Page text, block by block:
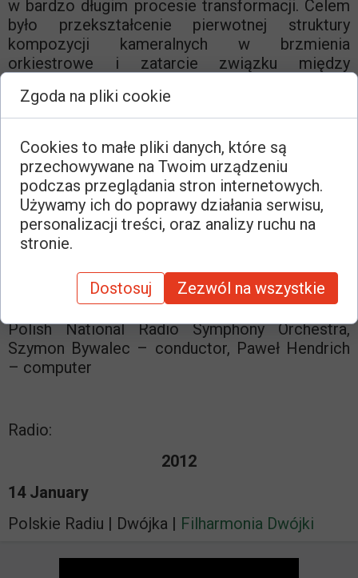
w bardzo długim procesie transformacji. Celem
było przekształcenie pierwotnej struktury
kompozycji kameralnych w brzmienia
orkiestrowe i zatarcie związku między
Zamówione przez Miast Wrocław dla festiwalu
List of performances:
2012
28 April
Wrocław (PL), The Wrocław Philharmonic
Hall, Musica Polonica Nova
Polish National Radio Symphony Orchestra,
Szymon Bywalec – conductor, Paweł Hendrich
– computer
Radio:
2012
14 January
Polskie Radiu | Dwójka | Filharmonia Dwójki
Zgoda na pliki cookie
Cookies to małe pliki danych, które są
przechowywane na Twoim urządzeniu
podczas przeglądania stron internetowych.
Używamy ich do poprawy działania serwisu,
personalizacji treści, oraz analizy ruchu na
stronie.
Dostosuj Zezwól na wszystkie